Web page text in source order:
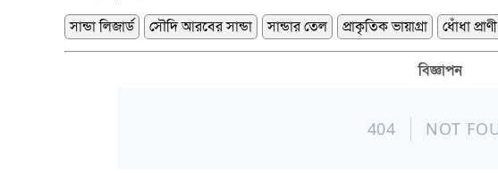
সান্ডা লিজার্ড সৌদি আরবের সান্ডা সান্ডার তেল প্রাকৃতিক ভায়াগ্রা ধোঁধা প্রাণী
বিজ্ঞাপন